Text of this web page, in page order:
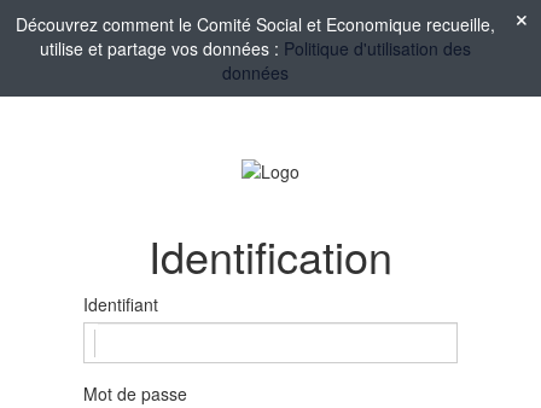
Découvrez comment le Comité Social et Economique recueille,
utilise et partage vos données : Politique d'utilisation des
données
Identification
Identifiant
Mot de passe